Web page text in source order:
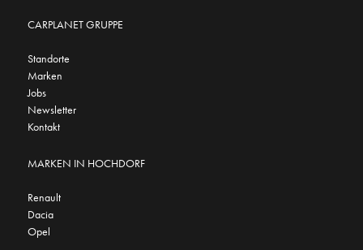
CARPLANET GRUPPE
Standorte
Marken
Jobs
Newsletter
Kontakt
MARKEN IN HOCHDORF
Renault
Dacia
Opel